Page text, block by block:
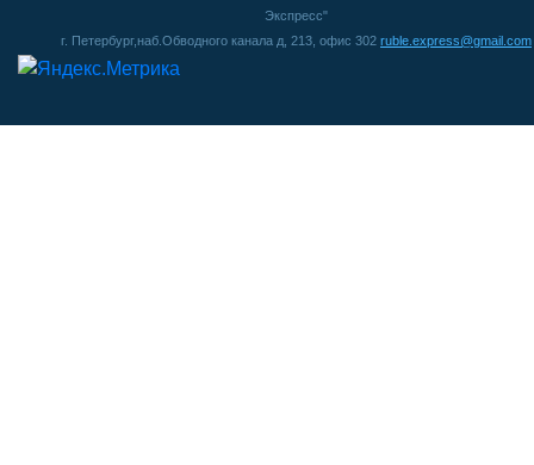
Экспресс"
г. Петербург,наб.Обводного канала д, 213, офис 302 ruble.express@gmail.com